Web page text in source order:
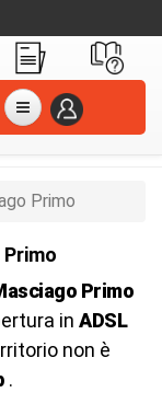
Primo
Primo
in ADSL
non è
.